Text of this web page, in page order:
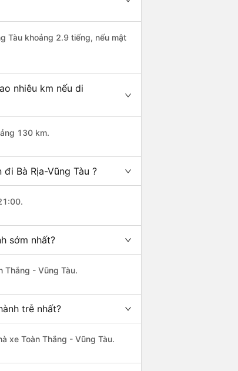
Tàu khoảng 2.9 tiếng, nếu mật
nhiêu km nếu di
130 km.
Bà Rịa-Vũng Tàu ?
sớm nhất?
Thắng - Vũng Tàu.
trễ nhất?
xe Toàn Thắng - Vũng Tàu.